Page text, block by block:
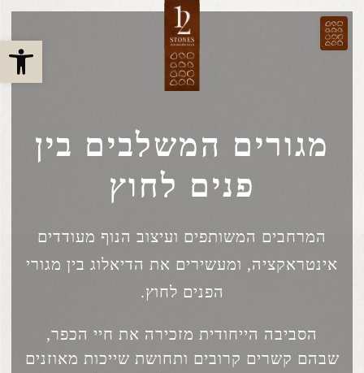
מגורים המשלבים בין
פנים לחוץ
המרחבים המשותפים ועיצוב הנוף מעודדים
אינטראקציה, ומעשירים את הדיאלוג בין מגורי
הפנים לחוץ.
הסביבה הייחודית מזכירה את חיי הכפר,
שבהם קשרים קרובים ותחושת שייכות מאוזנים